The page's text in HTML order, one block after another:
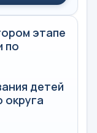
этапе
по
детей
округа